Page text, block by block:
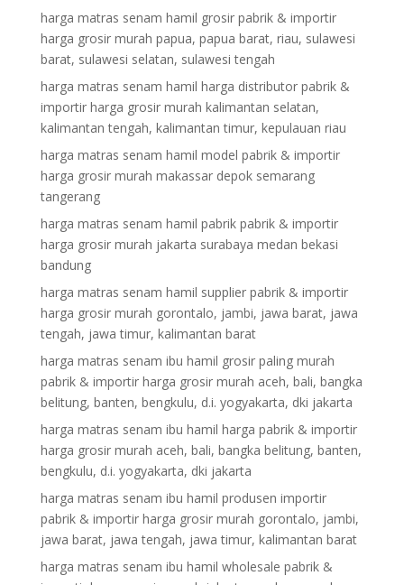
harga matras senam hamil grosir pabrik & importir
harga grosir murah papua, papua barat, riau, sulawesi
barat, sulawesi selatan, sulawesi tengah
harga matras senam hamil harga distributor pabrik &
importir harga grosir murah kalimantan selatan,
kalimantan tengah, kalimantan timur, kepulauan riau
harga matras senam hamil model pabrik & importir
harga grosir murah makassar depok semarang
tangerang
harga matras senam hamil pabrik pabrik & importir
harga grosir murah jakarta surabaya medan bekasi
bandung
harga matras senam hamil supplier pabrik & importir
harga grosir murah gorontalo, jambi, jawa barat, jawa
tengah, jawa timur, kalimantan barat
harga matras senam ibu hamil grosir paling murah
pabrik & importir harga grosir murah aceh, bali, bangka
belitung, banten, bengkulu, d.i. yogyakarta, dki jakarta
harga matras senam ibu hamil harga pabrik & importir
harga grosir murah aceh, bali, bangka belitung, banten,
bengkulu, d.i. yogyakarta, dki jakarta
harga matras senam ibu hamil produsen importir
pabrik & importir harga grosir murah gorontalo, jambi,
jawa barat, jawa tengah, jawa timur, kalimantan barat
harga matras senam ibu hamil wholesale pabrik &